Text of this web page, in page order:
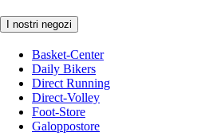
I nostri negozi
Basket-Center
Daily Bikers
Direct Running
Direct-Volley
Foot-Store
Galoppostore